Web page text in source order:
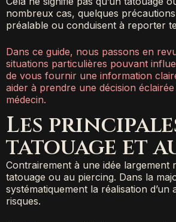
nombreux cas, quelques
préalable ou conduisent à reporter
Dans ce guide, nous passons en
situations particulières pouvant
de vous fournir une information
aider à prendre une décision
médecin.
Les
tatouage et
Contrairement à une idée largement
tatouage ou au piercing. Dans la
systématiquement la réalisation
risques.